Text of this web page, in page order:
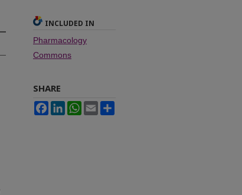
INCLUDED IN
Pharmacology
Commons
SHARE
FacebookLinkedInWhatsApp
Email